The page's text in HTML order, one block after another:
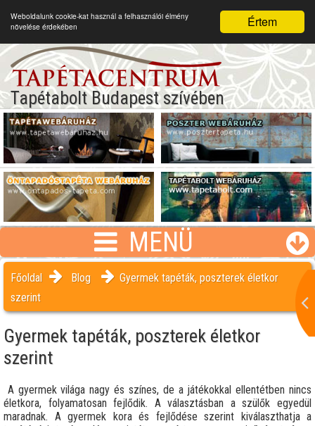
Értem
Weboldalunk cookie-kat használ a felhasználói élmény
növelése érdekében
Tapétabolt Budapest szívében
MENÜ
Főoldal Blog
Gyermek tapéták, poszterek életkor
szerint
Gyermek tapéták, poszterek életkor
szerint
A gyermek világa nagy és színes, de a játékokkal ellentétben nincs
életkora, folyamatosan fejlődik. A választásban a szülők egyedül
maradnak. A gyermek kora és fejlődése szerint kiválaszthatja a